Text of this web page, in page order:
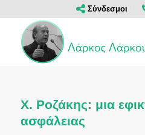
Σύνδεσμοι
Χ. Ροζάκης: μια
ασφάλειας